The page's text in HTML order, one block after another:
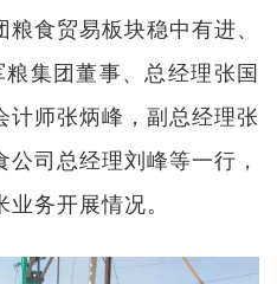
食贸易板块稳中有进、
集团董事、总经理张国
计师张炳峰，副总经理张
司总经理刘峰等一行，
务开展情况。